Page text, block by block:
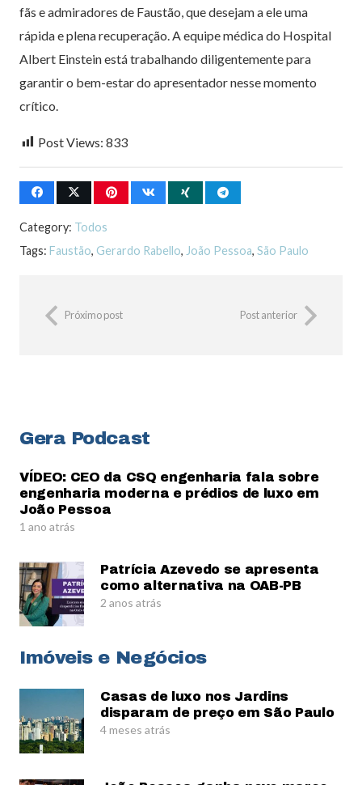
fãs e admiradores de Faustão, que desejam a ele uma
rápida e plena recuperação. A equipe médica do Hospital
Albert Einstein está trabalhando diligentemente para
garantir o bem-estar do apresentador nesse momento
crítico.
Post Views: 833
Category: Todos
Tags: Faustão, Gerardo Rabello, João Pessoa, São Paulo
Próximo post Post anterior
Gera Podcast
VÍDEO: CEO da CSQ engenharia fala sobre
engenharia moderna e prédios de luxo em
João Pessoa
1 ano atrás
Patrícia Azevedo se apresenta
como alternativa na OAB-PB
2 anos atrás
Imóveis e Negócios
Casas de luxo nos Jardins
disparam de preço em São Paulo
4 meses atrás